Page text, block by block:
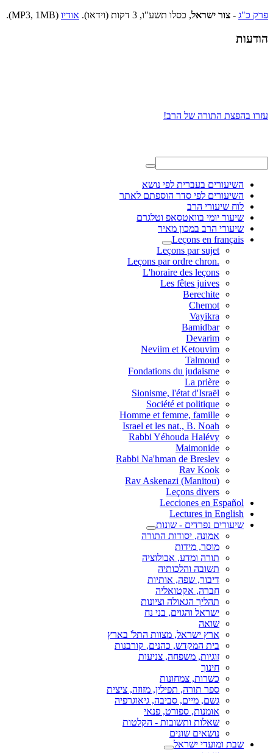
פרק כ"ג - צור ישראל, כסלו תשע"ו, 3 דקות (וידאו). אודיו (MP3, 1MB).
הודעות
עזרו בהפצת התורה של הרב!
השיעורים בעברית לפי נושא
השיעורים לפי סדר הוספתם לאתר
לוח שיעורי הרב
שיעור יומי בוואטסאפ וטלגרם
שיעורי הרב במכון מאיר
Leçons en français
Leçons par sujet
.Leçons par ordre chron
L'horaire des leçons
Les fêtes juives
Berechite
Chemot
Vayikra
Bamidbar
Devarim
Neviim et Ketouvim
Talmoud
Fondations du judaisme
La prière
Sionisme, l'état d'Israël
Société et politique
Homme et femme, famille
Israel et les nat., B. Noah
Rabbi Yéhouda Halévy
Maimonide
Rabbi Na'hman de Breslev
Rav Kook
(Rav Askenazi (Manitou
Leçons divers
Lecciones en Español
Lectures in English
שיעורים נפרדים - שונות
אמונה, יסודות התורה
מוסר, מידות
תורה ומדע, אבולוציה
תשובה והלכותיה
דיבור, שפה, אותיות
חברה, אקטואליה
תהליך הגאולה וציונות
ישראל והגוים, בני נח
שואה
ארץ ישראל, מצוות התל' בארץ
בית המקדש, כהנים, קורבנות
זוגיות, משפחה, צניעות
חינוך
כשרות, צמחונות
ספר תורה, תפילין, מזוזה, ציצית
גשם, מיים, סביבה, גיאוגרפיה
אומנות, ספורט, פנאי
שאלות ותשובות - הקלטות
נושאים שונים
שבת ומועדי ישראל